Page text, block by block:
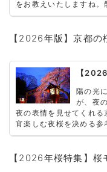
をお教えいたしますね
【2026年版】京都
【
陽の光
が、夜
夜の表情を見せてくれ
宵楽しむ夜桜を決める
【2026年桜特集】桜